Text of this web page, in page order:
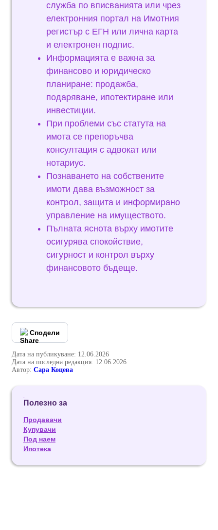
служба по вписванията или чрез
електронния портал на Имотния
регистър с ЕГН или лична карта
и електронен подпис.
Информацията е важна за
финансово и юридическо
планиране: продажба,
подаряване, ипотектиране или
инвестиции.
При проблеми със статута на
имота се препоръчва
консултация с адвокат или
нотариус.
Познаването на собствените
имоти дава възможност за
контрол, защита и информирано
управление на имуществото.
Пълната яснота върху имотите
осигурява спокойствие,
сигурност и контрол върху
финансовото бъдеще.
Сподели
Дата на публикуване: 12.06.2026
Дата на последна редакция: 12.06.2026
Автор: Сара Коцева
Полезно за
Продавачи
Купувачи
Под наем
Ипотека